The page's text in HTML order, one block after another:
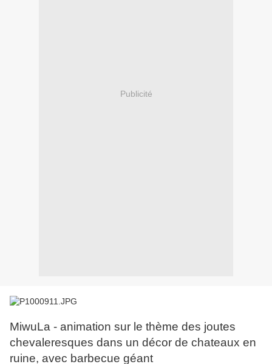
Publicité
MiwuLa - animation sur le thème des joutes
chevaleresques dans un décor de chateaux en
ruine, avec barbecue géant